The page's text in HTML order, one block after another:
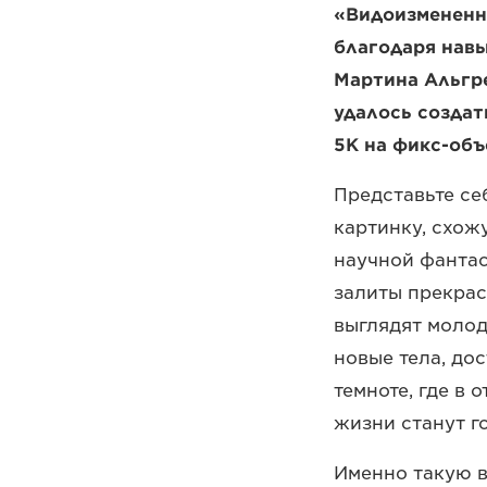
благодаря
Мартина
удалось
5K на фикс-
Представьте
картинку,
научной
залиты
выглядят
новые тела,
темноте, где в
жизни станут
Именно такую